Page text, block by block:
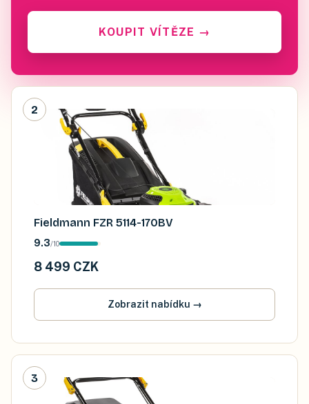
KOUPIT VÍTĚZE →
2
Fieldmann FZR 5114-170BV
9.3/10
8 499 CZK
Zobrazit nabídku →
3